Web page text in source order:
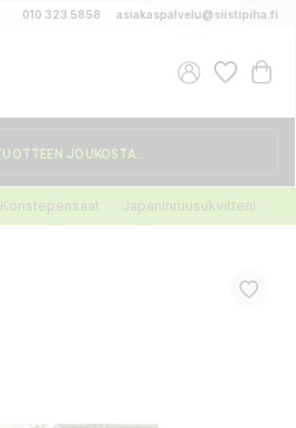
010 323 5858 asiakaspalvelu@siistipiha.fi
Koristepensaat Japaninruusukvitteni